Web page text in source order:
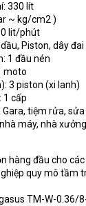
330 lít
~ kg/cm2 )
lit/phút
Piston, dây đai
1 đầu nén
moto
3 piston (xi lanh)
1 cấp
tiệm rửa,
máy, nhà
hàng đầu cho
quy mô tầm
TM-W-0.36/